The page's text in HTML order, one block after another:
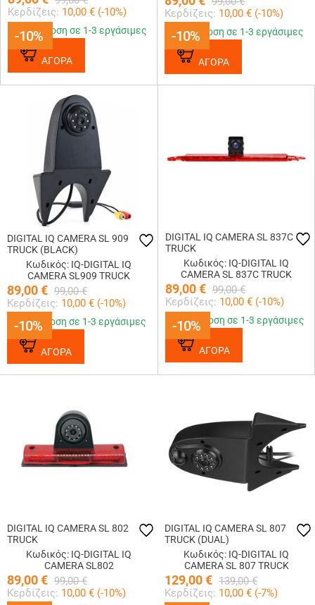
-10%
Κερδίζεις: 10,00 € (-10%)
-10%
Παράδοση σε 1-3 εργάσιμες
ΑΓΟΡΑ
-10%
Κερδίζεις: 10,00 € (-10%)
-10%
Παράδοση σε 1-3 εργάσιμες
ΑΓΟΡΑ
-10%
DIGITAL IQ CAMERA SL 909
TRUCK (BLACK)
Κωδικός: IQ-DIGITAL IQ
CAMERA SL909 TRUCK
89,00€ 99,00 €
Κερδίζεις: 10,00 € (-10%)
-10%
Παράδοση σε 1-3 εργάσιμες
ΑΓΟΡΑ
-10%
DIGITAL IQ CAMERA SL 837C
TRUCK
Κωδικός: IQ-DIGITAL IQ
CAMERA SL 837C TRUCK
89,00€ 99,00 €
Κερδίζεις: 10,00 € (-10%)
-10%
Παράδοση σε 1-3 εργάσιμες
ΑΓΟΡΑ
DIGITAL IQ CAMERA SL 802
TRUCK
Κωδικός: IQ-DIGITAL IQ
CAMERA SL802
89,00€ 99,00 €
Κερδίζεις: 10,00 € (-10%)
DIGITAL IQ CAMERA SL 807
TRUCK (DUAL)
Κωδικός: IQ-DIGITAL IQ
CAMERA SL 807 TRUCK
129,00€ 139,00 €
Κερδίζεις: 10,00 € (-7%)